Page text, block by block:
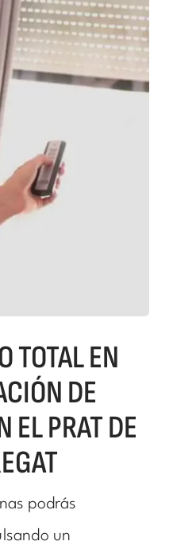
TOTAL EN
DE
EL PRAT DE
podrás
un